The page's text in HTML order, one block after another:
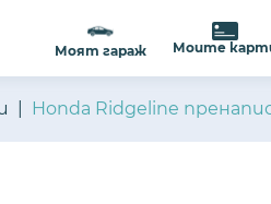
Моят гараж Моите
Honda Ridgeline